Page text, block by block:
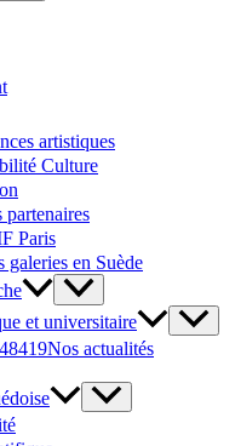
artistiques
Culture
Paris
galeries en Suède
et universitaire
Nos actualités